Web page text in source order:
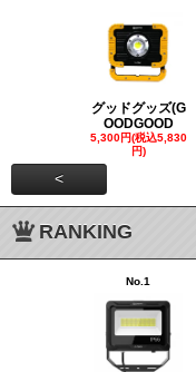
グッドグッズ(G
OODGOOD
5,300円(税込5,830
円)
<
RANKING
No.1